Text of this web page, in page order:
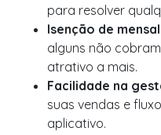
para resolver
Isenção de
alguns não
atrativo a mais.
Facilidade na
suas vendas e
aplicativo.